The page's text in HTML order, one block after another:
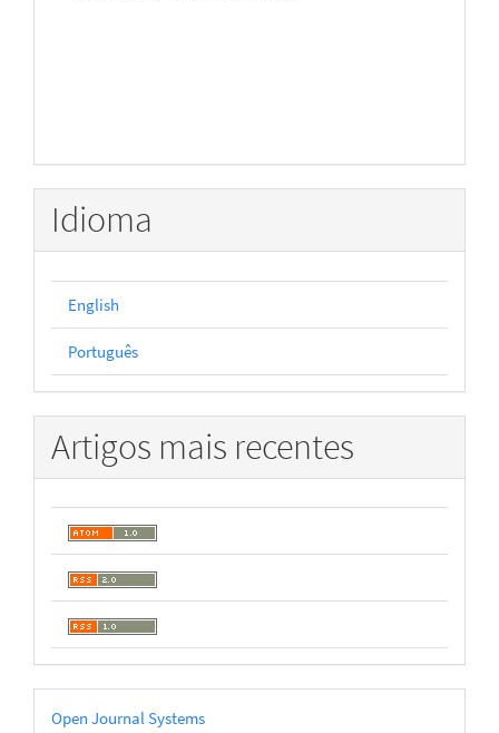
Idioma
English
Português
Artigos mais recentes
Desenvolvido
Open Journal Systems